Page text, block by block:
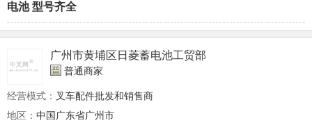
电池 型号齐全
广州市黄埔区日菱蓄电池工贸部
普通商家
经营模式： 叉车配件批发和销售商
地区： 中国广东省广州市